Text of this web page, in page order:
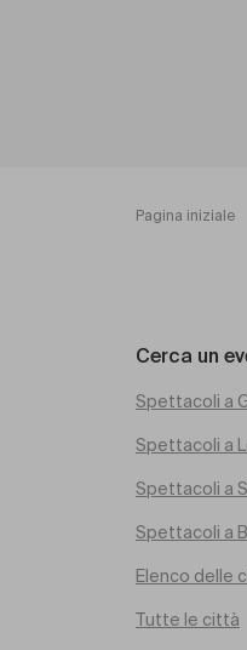
Pagina iniziale
Cerca un
Spettacoli a
Spettacoli a
Spettacoli a
Spettacoli a
Elenco delle
Tutte le città